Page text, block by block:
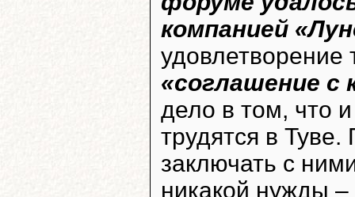
компанией
«соглашение с
дело в том, что
трудятся в
заключать с
никакой нужды